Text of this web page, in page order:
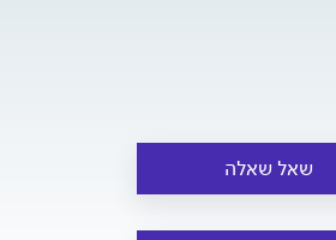
שאל שאלה